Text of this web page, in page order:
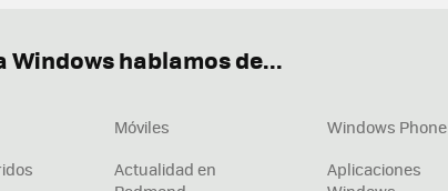
Windows hablamos de...
Móviles
Windows Phone
Actualidad en
Aplicaciones